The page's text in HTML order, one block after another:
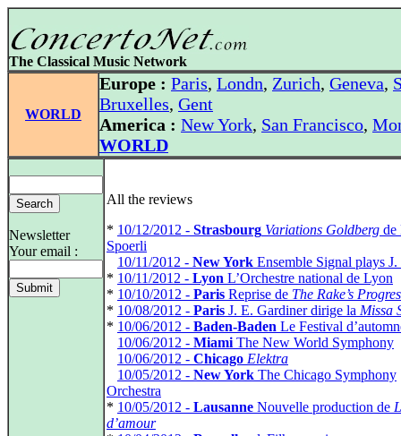
The Classical Music Network
WORLD
Europe : Paris, Londn, Zurich, Geneva,
Bruxelles, Gent
America : New York, San Francisco,
WORLD
Newsletter
Your email :
All the reviews
* 10/12/2012 - Strasbourg Variations Goldberg de
Spoerli
10/11/2012 - New York Ensemble Signal plays
* 10/11/2012 - Lyon L’Orchestre national de Lyon
* 10/10/2012 - Paris Reprise de The Rake’s
* 10/08/2012 - Paris J. E. Gardiner dirige la Missa
* 10/06/2012 - Baden-Baden Le Festival
10/06/2012 - Miami The New World Symphony
10/06/2012 - Chicago Elektra
10/05/2012 - New York The Chicago Symphony
Orchestra
* 10/05/2012 - Lausanne Nouvelle production de
d’amour